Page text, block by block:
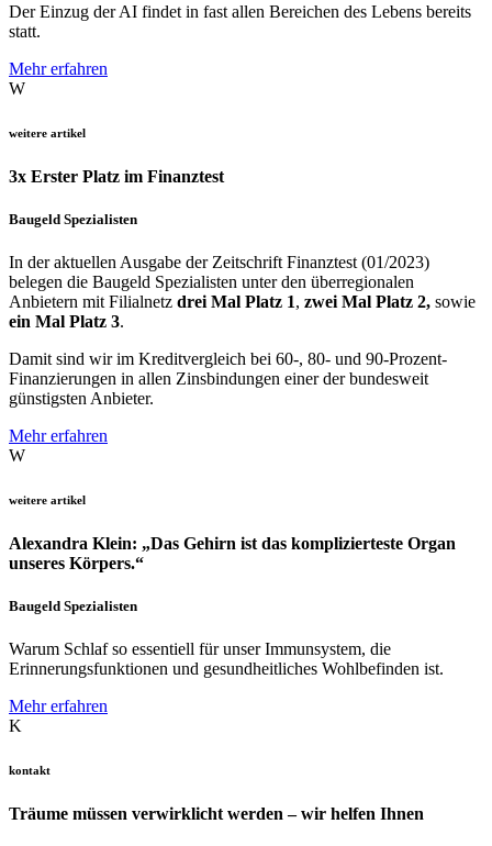
Der Einzug der AI findet in fast allen Bereichen des Lebens bereits
statt.
Mehr erfahren
W
weitere artikel
3x Erster Platz im Finanztest
Baugeld Spezialisten
In der aktuellen Ausgabe der Zeitschrift Finanztest (01/2023)
belegen die Baugeld Spezialisten unter den überregionalen
Anbietern mit Filialnetz drei Mal Platz 1, zwei Mal Platz 2, sowie
ein Mal Platz 3.
Damit sind wir im Kreditvergleich bei 60-, 80- und 90-Prozent-
Finanzierungen in allen Zinsbindungen einer der bundesweit
günstigsten Anbieter.
Mehr erfahren
W
weitere artikel
Alexandra Klein: „Das Gehirn ist das komplizierteste Organ
unseres Körpers.“
Baugeld Spezialisten
Warum Schlaf so essentiell für unser Immunsystem, die
Erinnerungsfunktionen und gesundheitliches Wohlbefinden ist.
Mehr erfahren
K
kontakt
Träume müssen verwirklicht werden – wir helfen Ihnen